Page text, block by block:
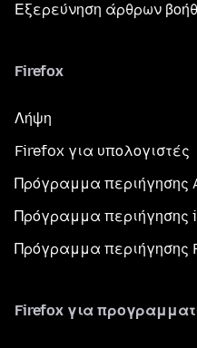
Εξερεύνηση άρθρων
Firefox
Λήψη
Firefox για υπολογιστές
Πρόγραμμα περιήγησης
Πρόγραμμα περιήγησης
Πρόγραμμα περιήγησης
Firefox για